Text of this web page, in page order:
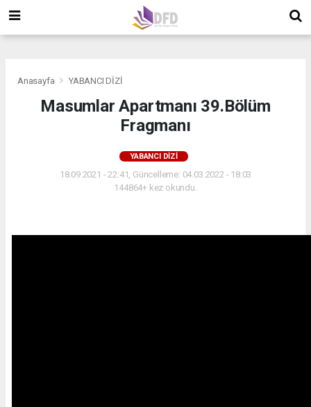
Anasayfa YABANCI DİZİ
Masumlar Apartmanı 39.Bölüm
Fragmanı
YABANCI DİZİ
18.09.2021 - 22:41, Güncelleme: 04.03.2022 - 18:03
144864+ kez okundu.